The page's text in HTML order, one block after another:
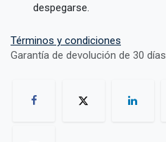
despegarse.
Términos y condiciones
Garantía de devolución de 30 días